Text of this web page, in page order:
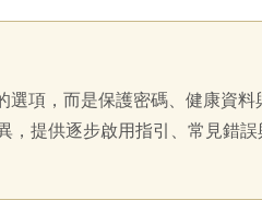
選項，而是保護密碼、健康資
，提供逐步啟用指引、常見錯